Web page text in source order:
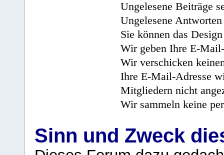
Ungelesene Beiträge
Ungelesene
Sie können das
Wir geben Ihre E-
Wir verschicken
Ihre E-Mail-Adresse
Mitgliedern nicht
Wir sammeln keine
Sinn und Zweck